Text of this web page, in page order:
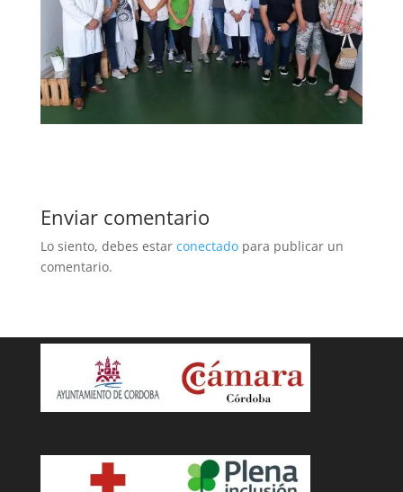
Enviar comentario
Lo siento, debes estar conectadopara publicar un
comentario.